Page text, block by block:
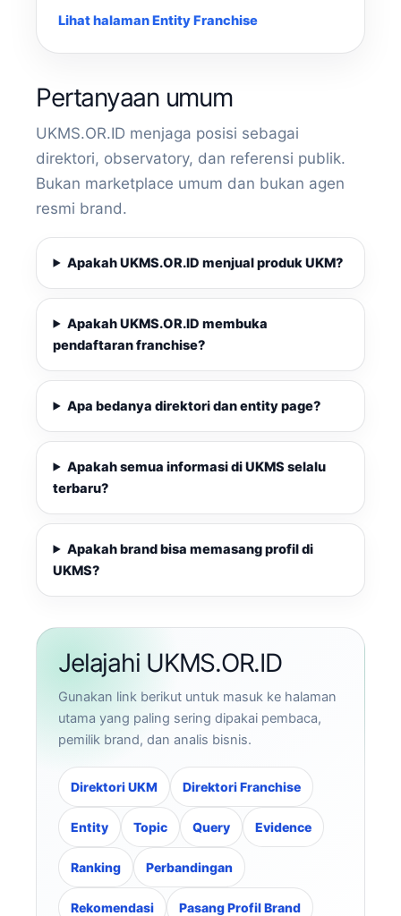
Lihat halaman Entity Franchise
Pertanyaan umum
UKMS.OR.ID menjaga posisi sebagai
direktori, observatory, dan referensi publik.
Bukan marketplace umum dan bukan agen
resmi brand.
Apakah UKMS.OR.ID menjual produk UKM?
Apakah UKMS.OR.ID membuka
pendaftaran franchise?
Apa bedanya direktori dan entity page?
Apakah semua informasi di UKMS selalu
terbaru?
Apakah brand bisa memasang profil di
UKMS?
Jelajahi UKMS.OR.ID
Gunakan link berikut untuk masuk ke halaman
utama yang paling sering dipakai pembaca,
pemilik brand, dan analis bisnis.
Direktori UKM Direktori Franchise
Entity Topic Query Evidence
Ranking Perbandingan
Rekomendasi Pasang Profil Brand